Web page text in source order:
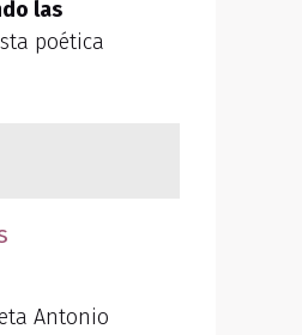
las
poética
Antonio